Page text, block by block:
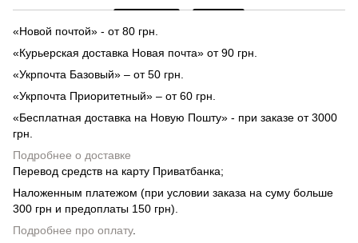
«Новой почтой» - от 80 грн.
«Курьерская доставка Новая почта» от 90 грн.
«Укрпочта Базовый» – от 50 грн.
«Укрпочта Приоритетный» – от 60 грн.
«Бесплатная доставка на Новую Пошту» - при заказе от 3000
грн.
Подробнее о доставке
Перевод средств на карту Приватбанка;
Наложенным платежом (при условии заказа на суму больше
300 грн и предоплаты 150 грн).
Подробнее про оплату.